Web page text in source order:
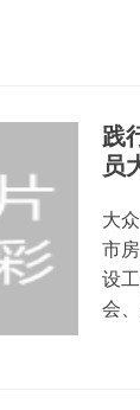
践
员
大
市
设
会